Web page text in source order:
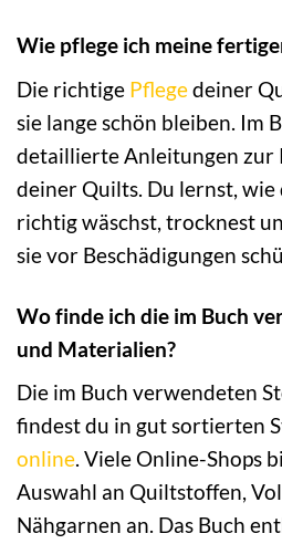
Wie pflege ich meine
Die richtige Pflegedeiner
sie lange schön bleiben. Im
detaillierte Anleitungen zur
deiner Quilts. Du lernst,
richtig wäschst, trocknest
sie vor Beschädigungen
Wo finde ich die im Buch
und Materialien?
Die im Buch verwendeten
findest du in gut sortierten
online. Viele Online-Shops
Auswahl an Quiltstoffen,
Nähgarnen an. Das Buch